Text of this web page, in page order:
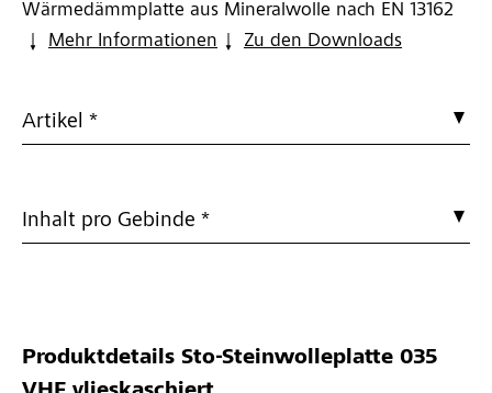
Wärmedämmplatte aus Mineralwolle nach EN 13162
Mehr Informationen
Zu den Downloads
Artikel *
Inhalt pro Gebinde *
Produktdetails Sto-Steinwolleplatte 035